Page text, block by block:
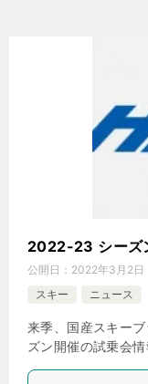
2022-23 シーズ
公開日： 2022年3月2日
スキー
ニュース
来季、国産スキー
ズン開催の試乗会情